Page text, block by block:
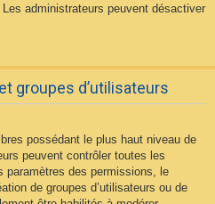
administrateurs peuvent désactiver
groupes d’utilisateurs
possédant le plus haut niveau de
peuvent contrôler toutes les
paramètres des permissions, le
de groupes d’utilisateurs ou de